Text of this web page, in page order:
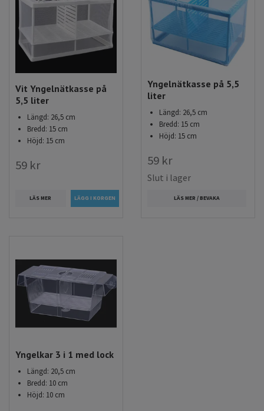
Köp yngelkar & äggkläckare till ditt akvarium hos
Akvarieimporten
Hos Akvarieimporten hittar du ett noga utvalt utbud av
yngelkar & äggkläckare anpassade för alla typer av akvarium.
Vi erbjuder dessutom:
Fri frakt vid köp över 699 kr
Snabba leveranser på 1–3 dagar
Vit Yngelnätkasse på
5,5 liter
Längd: 26,5 cm
Bredd: 15 cm
Höjd: 15 cm
59 kr
LÄS MER
Yngelnätkasse på 5,5
liter
Längd: 26,5 cm
Bredd: 15 cm
Höjd: 15 cm
59 kr
Slut i lager
LÄS MER / BEVAKA
Yngelkar 3 i 1 med lock
Längd: 20,5 cm
Bredd: 10 cm
Höjd: 10 cm